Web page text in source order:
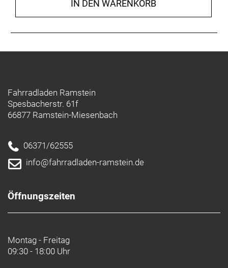
IN DEN WARENKORB
Fahrradladen Ramstein
Spesbacherstr. 61f
66877 Ramstein-Miesenbach
06371/62555
info@fahrradladen-ramstein.de
Öffnungszeiten
Montag - Freitag
09:30 - 18:00 Uhr